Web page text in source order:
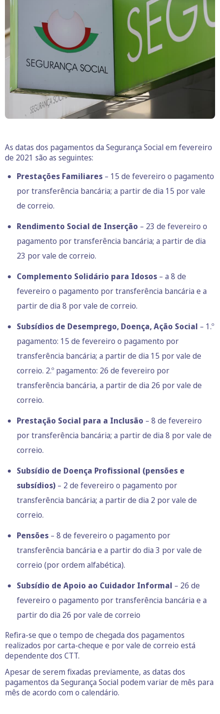
As datas dos pagamentos da Segurança Social em fevereiro
de 2021 são as seguintes:
Prestações Familiares – 15 de fevereiro o pagamento
por transferência bancária; a partir de dia 15 por vale
de correio.
Rendimento Social de Inserção – 23 de fevereiro o
pagamento por transferência bancária; a partir de dia
23 por vale de correio.
Complemento Solidário para Idosos – a 8 de
fevereiro o pagamento por transferência bancária e a
partir de dia 8 por vale de correio.
Subsídios de Desemprego, Doença, Ação Social – 1.º
pagamento: 15 de fevereiro o pagamento por
transferência bancária; a partir de dia 15 por vale de
correio. 2.º pagamento: 26 de fevereiro por
transferência bancária, a partir de dia 26 por vale de
correio.
Prestação Social para a Inclusão – 8 de fevereiro
por transferência bancária; a partir de dia 8 por vale de
correio.
Subsídio de Doença Profissional (pensões e
subsídios) – 2 de fevereiro o pagamento por
transferência bancária; a partir de dia 2 por vale de
correio.
Pensões – 8 de fevereiro o pagamento por
transferência bancária e a partir do dia 3 por vale de
correio (por ordem alfabética).
Subsídio de Apoio ao Cuidador Informal – 26 de
fevereiro o pagamento por transferência bancária e a
partir do dia 26 por vale de correio
Refira-se que o tempo de chegada dos pagamentos
realizados por carta-cheque e por vale de correio está
dependente dos CTT.
Apesar de serem fixadas previamente, as datas dos
pagamentos da Segurança Social podem variar de mês para
mês de acordo com o calendário.